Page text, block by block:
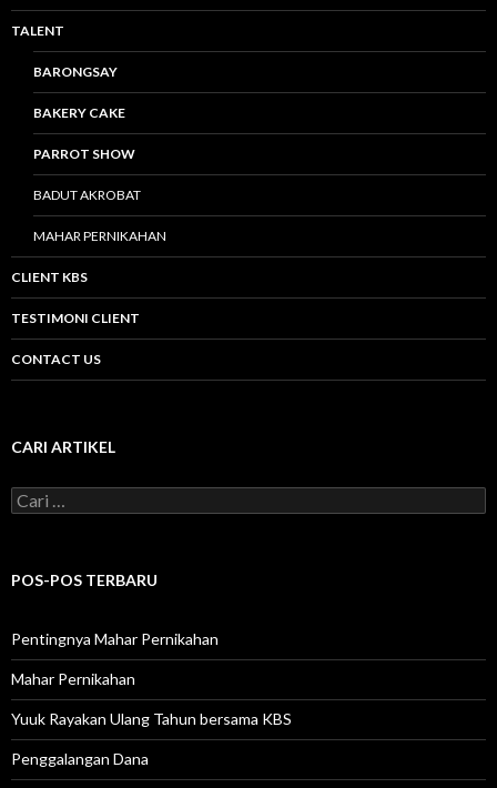
TALENT
BARONGSAY
BAKERY CAKE
PARROT SHOW
BADUT AKROBAT
MAHAR PERNIKAHAN
CLIENT KBS
TESTIMONI CLIENT
CONTACT US
CARI ARTIKEL
C
a
u
u
k
:
POS-POS TERBARU
Pentingnya Mahar Pernikahan
Mahar Pernikahan
Yuuk Rayakan Ulang Tahun bersama KBS
Penggalangan Dana